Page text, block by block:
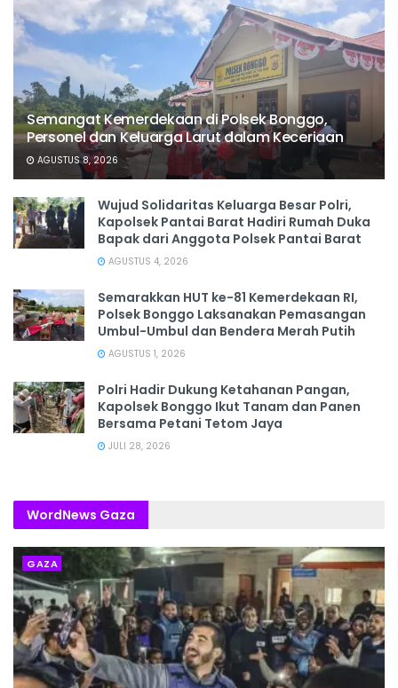
Semangat Kemerdekaan di Polsek Bonggo,
Personel dan Keluarga Larut dalam Keceriaan
AGUSTUS 8, 2026
Wujud Solidaritas Keluarga Besar Polri,
Kapolsek Pantai Barat Hadiri Rumah Duka
Bapak dari Anggota Polsek Pantai Barat
AGUSTUS 4, 2026
Semarakkan HUT ke-81 Kemerdekaan RI,
Polsek Bonggo Laksanakan Pemasangan
Umbul-Umbul dan Bendera Merah Putih
AGUSTUS 1, 2026
Polri Hadir Dukung Ketahanan Pangan,
Kapolsek Bonggo Ikut Tanam dan Panen
Bersama Petani Tetom Jaya
JULI 28, 2026
WordNews Gaza
GAZA